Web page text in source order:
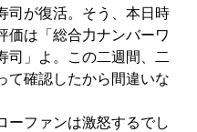
司が復活。そう、本日時
価は「総合力ナンバーワ
司」よ。この二週間、二
て確認したから間違いな
ーファンは激怒するでし